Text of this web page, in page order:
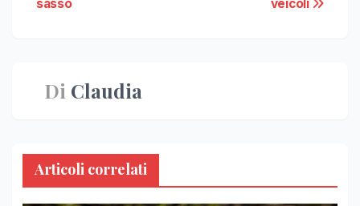
veicoli
sasso
Di Claudia
Articoli correlati